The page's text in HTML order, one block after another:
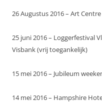
26 Augustus 2016 – Art
25 juni 2016 – Loggerfestival
Visbank (vrij toegankelijk)
15 mei 2016 – Jubileum
14 mei 2016 – Hampshire